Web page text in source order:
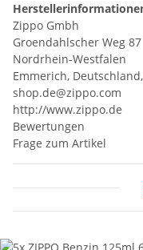
Zippo Gmbh
Groendahlscher Weg 87
Nordrhein-Westfalen
Emmerich,
shop.de@zippo.com
http://www.zippo.de
Bewertungen
Frage zum Artikel